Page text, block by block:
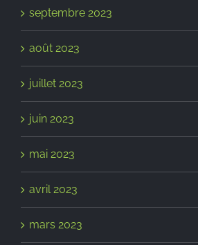
septembre 2023
août 2023
juillet 2023
juin 2023
mai 2023
avril 2023
mars 2023